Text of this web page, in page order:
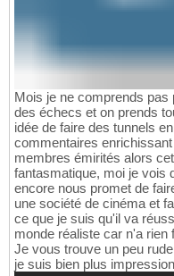
Mois je ne comprends
des échecs et on prends
idée de faire des tunnels
commentaires
membres émirités alors
fantasmatique, moi je vois
encore nous promet de
une société de cinéma et
ce que je suis qu'il va
monde réaliste car n'a rien
Je vous trouve un peu
je suis bien plus